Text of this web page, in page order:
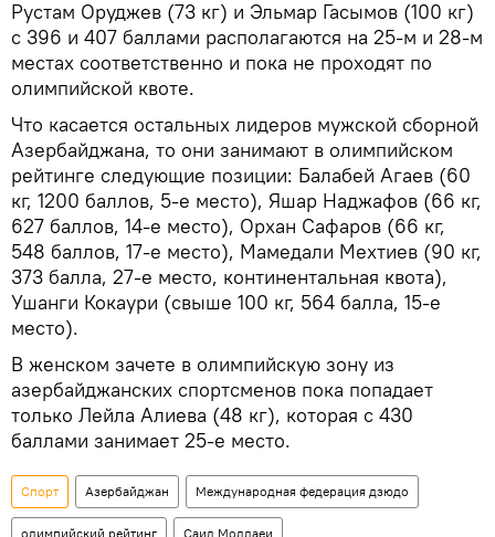
Рустам Оруджев (73 кг) и Эльмар Гасымов (100 кг)
с 396 и 407 баллами располагаются на 25-м и 28-м
местах соответственно и пока не проходят по
олимпийской квоте.
Что касается остальных лидеров мужской сборной
Азербайджана, то они занимают в олимпийском
рейтинге следующие позиции: Балабей Агаев (60
кг, 1200 баллов, 5-е место), Яшар Наджафов (66 кг,
627 баллов, 14-е место), Орхан Сафаров (66 кг,
548 баллов, 17-е место), Мамедали Мехтиев (90 кг,
373 балла, 27-е место, континентальная квота),
Ушанги Кокаури (свыше 100 кг, 564 балла, 15-е
место).
В женском зачете в олимпийскую зону из
азербайджанских спортсменов пока попадает
только Лейла Алиева (48 кг), которая с 430
баллами занимает 25-е место.
Спорт Азербайджан Международная федерация дзюдо
олимпийский рейтинг Саид Моллаеи